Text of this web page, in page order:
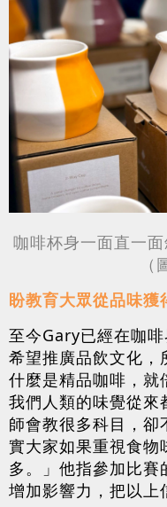
咖啡杯身一面直一
（
盼教育大眾從品味獲
至今Gary已經在咖
希望推廣品飲文化，
什麼是精品咖啡，就
我們人類的味覺從來
師會教很多科目，
實大家如果重視食物
多。」他指參加比賽
增加影響力，把以上